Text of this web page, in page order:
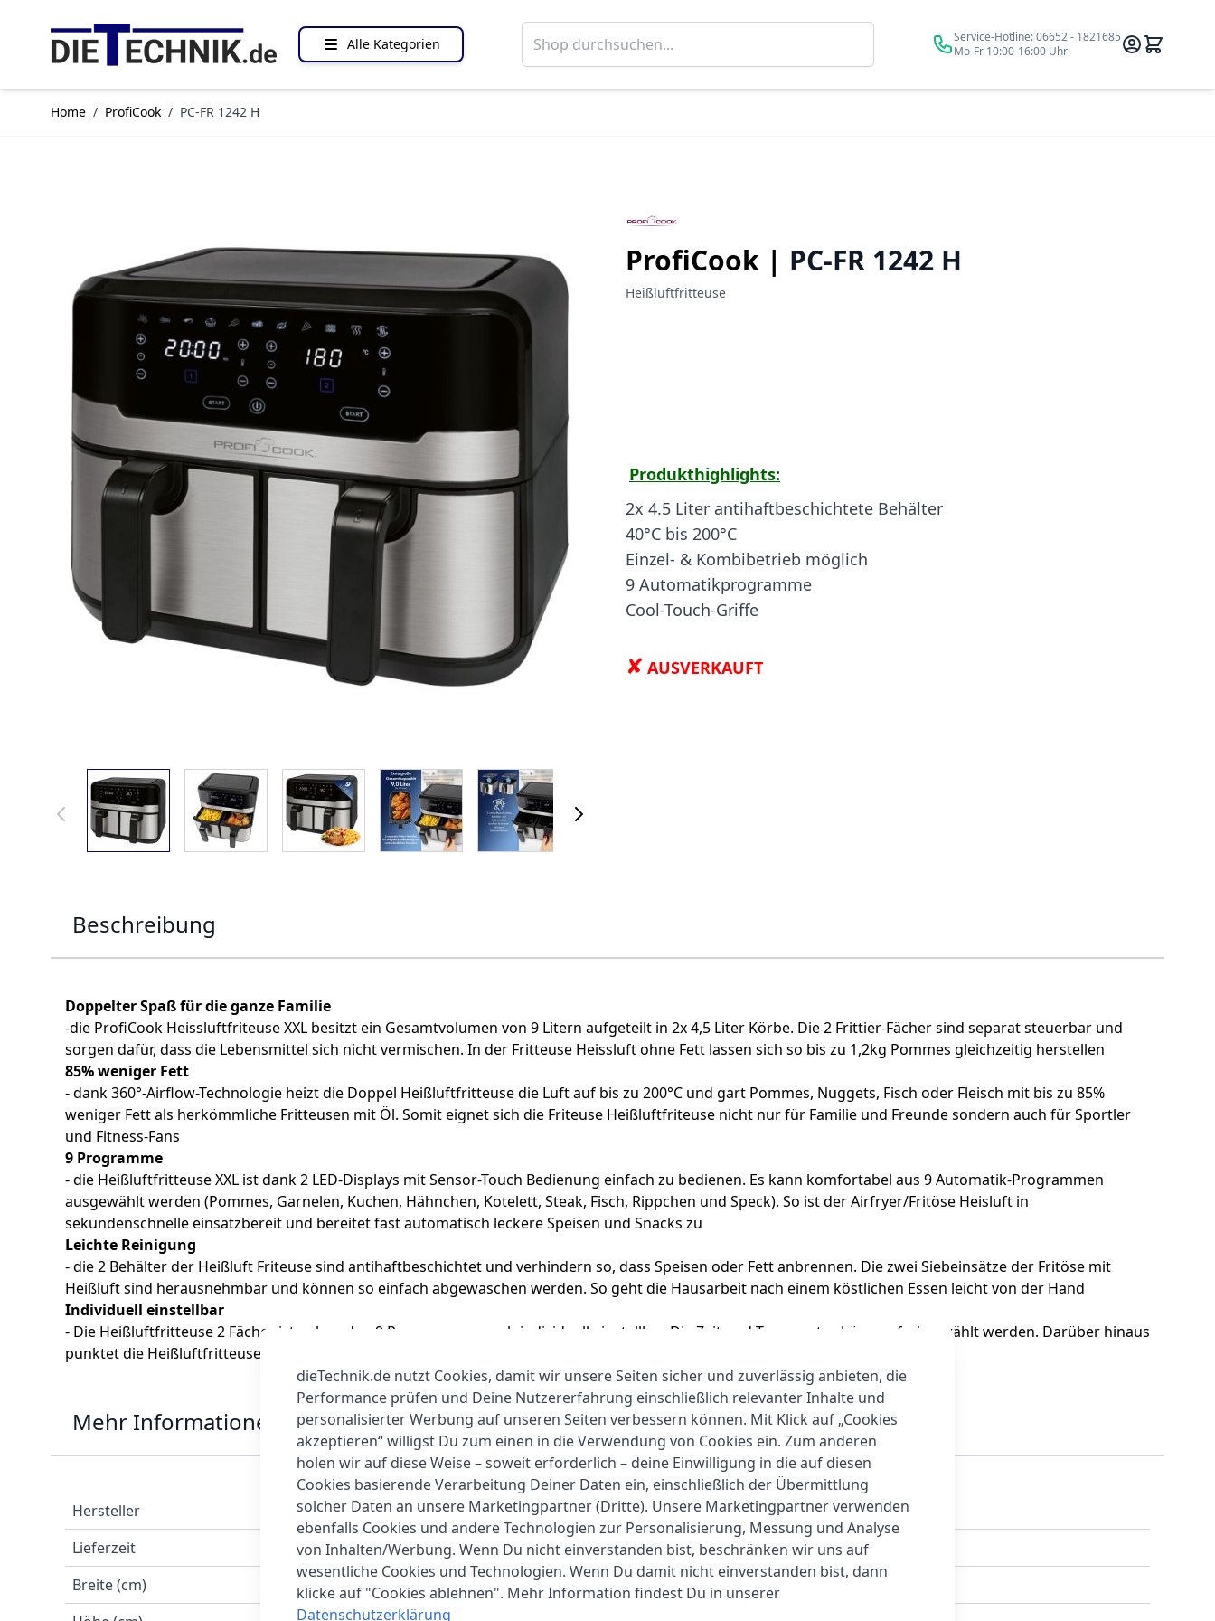
Alle Kategorien
Suche Service-Hotline:06652 - 1821685
Mo-Fr 10:00-16:00 Uhr
Home / ProfiCook / PC-FR 1242 H
ProfiCook | PC-FR 1242 H
Heißluftfritteuse
View larger imageView larger imageView larger imageView larger imageView larger image
Produkthighlights:
2x 4.5 Liter antihaftbeschichtete Behälter
40°C bis 200°C
Einzel- & Kombibetrieb möglich
9 Automatikprogramme
Cool-Touch-Griffe
✘ AUSVERKAUFT
Beschreibung
Doppelter Spaß für die ganze Familie
-die ProfiCook Heissluftfriteuse XXL besitzt ein Gesamtvolumen von 9 Litern aufgeteilt in 2x 4,5 Liter Körbe. Die 2 Frittier-Fächer sind separat steuerbar und
sorgen dafür, dass die Lebensmittel sich nicht vermischen. In der Fritteuse Heissluft ohne Fett lassen sich so bis zu 1,2kg Pommes gleichzeitig herstellen
85% weniger Fett
- dank 360°-Airflow-Technologie heizt die Doppel Heißluftfritteuse die Luft auf bis zu 200°C und gart Pommes, Nuggets, Fisch oder Fleisch mit bis zu 85%
weniger Fett als herkömmliche Fritteusen mit Öl. Somit eignet sich die Friteuse Heißluftfriteuse nicht nur für Familie und Freunde sondern auch für Sportler
und Fitness-Fans
9 Programme
- die Heißluftfritteuse XXL ist dank 2 LED-Displays mit Sensor-Touch Bedienung einfach zu bedienen. Es kann komfortabel aus 9 Automatik-Programmen
ausgewählt werden (Pommes, Garnelen, Kuchen, Hähnchen, Kotelett, Steak, Fisch, Rippchen und Speck). So ist der Airfryer/Fritöse Heisluft in
sekundenschnelle einsatzbereit und bereitet fast automatisch leckere Speisen und Snacks zu
Leichte Reinigung
- die 2 Behälter der Heißluft Friteuse sind antihaftbeschichtet und verhindern so, dass Speisen oder Fett anbrennen. Die zwei Siebeinsätze der Fritöse mit
Heißluft sind herausnehmbar und können so einfach abgewaschen werden. So geht die Hausarbeit nach einem köstlichen Essen leicht von der Hand
Individuell einstellbar
- Die Heißluftfritteuse 2 Fächer ist neben den 9 Programmen auch individuell einstellbar. Die Zeit und Temperatur können frei gewählt werden. Darüber hinaus
punktet die Heißluftfritteuse Airfryer mit einer variablen Auftau-/Warmhaltefunktion
Mehr Informationen
Hersteller
ProfiCook
Lieferzeit
1-2 Werktage
Breite (cm)
40 cm
dieTechnik.de nutzt Cookies, damit wir unsere Seiten sicher und zuverlässig anbieten, die
Performance prüfen und Deine Nutzererfahrung einschließlich relevanter Inhalte und
personalisierter Werbung auf unseren Seiten verbessern können. Mit Klick auf „Cookies
akzeptieren“ willigst Du zum einen in die Verwendung von Cookies ein. Zum anderen
holen wir auf diese Weise – soweit erforderlich – deine Einwilligung in die auf diesen
Cookies basierende Verarbeitung Deiner Daten ein, einschließlich der Übermittlung
solcher Daten an unsere Marketingpartner (Dritte). Unsere Marketingpartner verwenden
ebenfalls Cookies und andere Technologien zur Personalisierung, Messung und Analyse
von Inhalten/Werbung. Wenn Du nicht einverstanden bist, beschränken wir uns auf
wesentliche Cookies und Technologien. Wenn Du damit nicht einverstanden bist, dann
klicke auf "Cookies ablehnen". Mehr Information findest Du in unserer
Datenschutzerklärung